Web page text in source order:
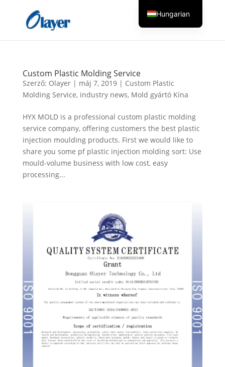
Custom Plastic Molding Service
Szerző: Olayer| máj 7, 2019| Custom Plastic
Molding Service, industry news, Mold gyártó Kína
HYX MOLD is a professional custom plastic molding
service company, offering customers the best plastic
injection moulding products. First we would like to
share you some pf plastic injection molding sort: Use
mould-volume business with low cost, easy
processing...
Hungarian
English
German
Greek
Spanish
Italian
French
Portuguese